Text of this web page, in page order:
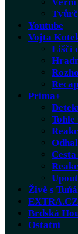
Věrní
Youtube
Vojta
Liščí
Recap
Prima+
Tohle
Živě s
EXTRA.CZ
Brdská
Ostatní